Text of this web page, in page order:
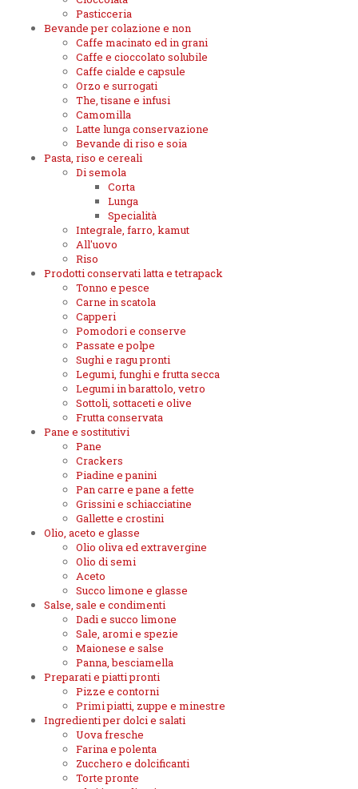
Pasticceria
Bevande per colazione e non
Caffe macinato ed in grani
Caffe e cioccolato solubile
Caffe cialde e capsule
Orzo e surrogati
The, tisane e infusi
Camomilla
Latte lunga conservazione
Bevande di riso e soia
Pasta, riso e cereali
Di semola
Corta
Lunga
Specialità
Integrale, farro, kamut
All'uovo
Riso
Prodotti conservati latta e tetrapack
Tonno e pesce
Carne in scatola
Capperi
Pomodori e conserve
Passate e polpe
Sughi e ragu pronti
Legumi, funghi e frutta secca
Legumi in barattolo, vetro
Sottoli, sottaceti e olive
Frutta conservata
Pane e sostitutivi
Pane
Crackers
Piadine e panini
Pan carre e pane a fette
Grissini e schiacciatine
Gallette e crostini
Olio, aceto e glasse
Olio oliva ed extravergine
Olio di semi
Aceto
Succo limone e glasse
Salse, sale e condimenti
Dadi e succo limone
Sale, aromi e spezie
Maionese e salse
Panna, besciamella
Preparati e piatti pronti
Pizze e contorni
Primi piatti, zuppe e minestre
Ingredienti per dolci e salati
Uova fresche
Farina e polenta
Zucchero e dolcificanti
Torte pronte